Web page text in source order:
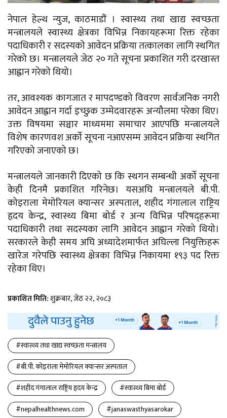
नेपाल हेल्थ न्युज, काठमाडौं । स्वास्थ्य तथा खाद्य स्वच्छता
मन्त्रालयले स्वास्थ्य क्षेत्रका विभिन्न निकायहरूमा रिक्त रहेका
पदाधिकारी र सदस्यको आवेदन प्रक्रिया तत्कालका लागि स्थगित
गरेको छ। मन्त्रालयले जेठ २० गते सूचना प्रकाशित गरी दरखास्त
आह्वान गरेको थियो।
तर, आवश्यक कागजात र मापदण्डको विवरण सार्वजनिक नगरी
आवेदन आह्वान गर्दा इच्छुक उम्मेदवारहरू अन्यौलमा परेका थिए।
उक्त विषयमा सञ्चार माध्यममा समाचार आएपछि मन्त्रालयले
विशेष कारणवश अर्को सूचना नआएसम्म आवेदन प्रक्रिया स्थगित
गरिएको जनाएको छ।
मन्त्रालयले जानकारी दिएको छ कि स्थगन सम्बन्धी अर्को सूचना
केही दिनमै प्रकाशित गरिनेछ। यसअघि मन्त्रालयले बी.पी.
कोइराला मेमोरियल क्यान्सर अस्पताल, शहीद गंगालाल राष्ट्रिय
हृदय केन्द्र, स्वास्थ्य बिमा बोर्ड र अन्य विभिन्न परिषद्हरूमा
पदाधिकारी तथा सदस्यका लागि आवेदन आह्वान गरेको थियो।
सरकारले केही समय अघि अध्यादेशमार्फत अघिल्ला नियुक्तिहरू
खारेज गरेपछि स्वास्थ्य क्षेत्रका विभिन्न निकायमा १९३ पद रिक्त
रहेका थिए।
प्रकाशित मिति:शुक्रबार, जेठ २२, २०८३
#स्वास्थ्य तथा खाद्य स्वच्छता मन्त्रालय
#बी.पी. कोइराला मेमोरियल क्यान्सर अस्पताल
#शहीद गंगालाल राष्ट्रिय हृदय केन्द्र
#स्वास्थ्य बिमा बोर्ड
#nepalhealthnews.com
#janaswasthyasarokar